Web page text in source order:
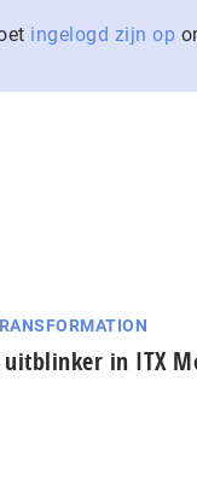
ingelogd zijn op
uitblinker in ITX